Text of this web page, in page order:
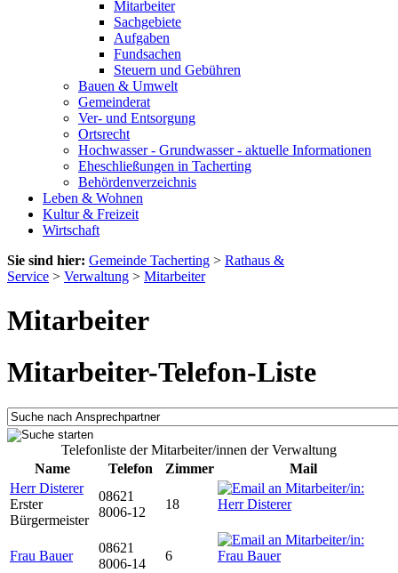
Mitarbeiter
Sachgebiete
Aufgaben
Fundsachen
Steuern und Gebühren
Bauen & Umwelt
Gemeinderat
Ver- und Entsorgung
Ortsrecht
Hochwasser - Grundwasser - aktuelle Informationen
Eheschließungen in Tacherting
Behördenverzeichnis
Leben & Wohnen
Kultur & Freizeit
Wirtschaft
Sie sind hier: Gemeinde Tacherting > Rathaus &
Service > Verwaltung > Mitarbeiter
Mitarbeiter
Mitarbeiter-Telefon-Liste
Telefonliste der Mitarbeiter/innen der Verwaltung
Name
Telefon Zimmer
Mail
Herr Disterer
Erster
Bürgermeister
08621
8006-12
18
Frau Bauer
08621
8006-14
6